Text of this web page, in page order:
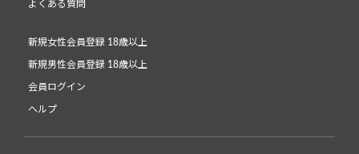
よくある質問
新規女性会員登録 18歳以上
新規男性会員登録 18歳以上
会員ログイン
ヘルプ